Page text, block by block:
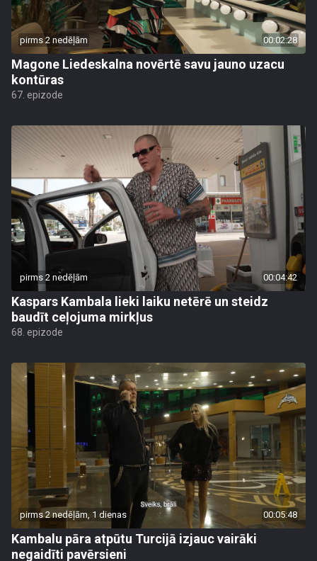
pirms 2 nedēļām 00:02:28
Magone Liedeskalna novērtē savu jauno uzacu
kontūras
67. epizode
pirms 2 nedēļām 00:04:42
Kaspars Kambala lieki laiku netērē un steidz
baudīt ceļojuma mirkļus
68. epizode
pirms 2 nedēļām, 1 dienas 00:05:48
Kambalu pāra atpūtu Turcijā izjauc vairāki
negaidīti pavērsieni